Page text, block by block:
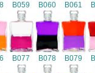
B059 B060 B061
B077 B078 B079